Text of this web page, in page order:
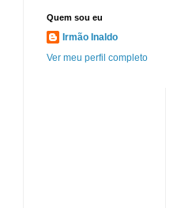
Quem sou eu
Irmão Inaldo
Ver meu perfil completo